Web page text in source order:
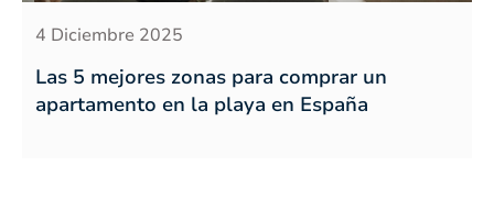
4 Diciembre 2025
Las 5 mejores zonas para comprar un
apartamento en la playa en España